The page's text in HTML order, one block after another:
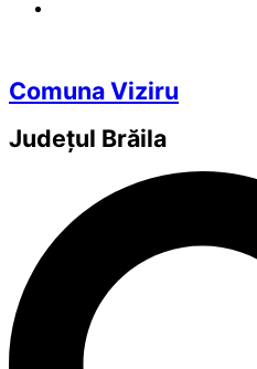
Comuna Viziru
Județul Brăila